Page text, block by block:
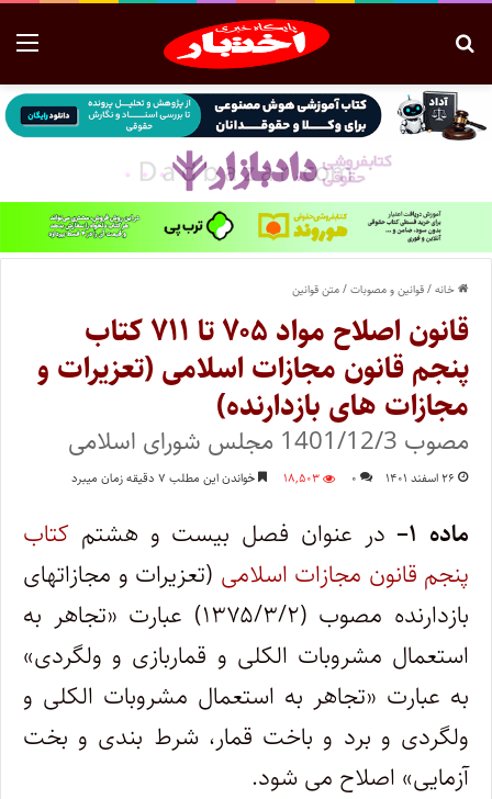
خانه/قوانین و مصوبات/متن قوانین
قانون اصلاح مواد ۷۰۵ تا ۷۱۱ کتاب
پنجم قانون مجازات اسلامی (تعزیرات و
مجازات های بازدارنده)
مصوب 1401/12/3 مجلس شورای اسلامی
۲۶ اسفند ۱۴۰۱ ۰ ۱۸,۵۰۳ خواندن این مطلب ۷ دقیقه زمان میبرد
ماده ۱–در عنوان فصل بیست و هشتم کتاب
پنجم قانون مجازات اسلامی (تعزیرات و مجازاتهای
بازدارنده مصوب (۱۳۷۵/۳/۲) عبارت «تجاهر به
استعمال مشروبات الکلی و قماربازی و ولگردی»
به عبارت «تجاهر به استعمال مشروبات الکلی و
ولگردی و برد و باخت قمار، شرط بندی و بخت
آزمایی» اصلاح می شود.